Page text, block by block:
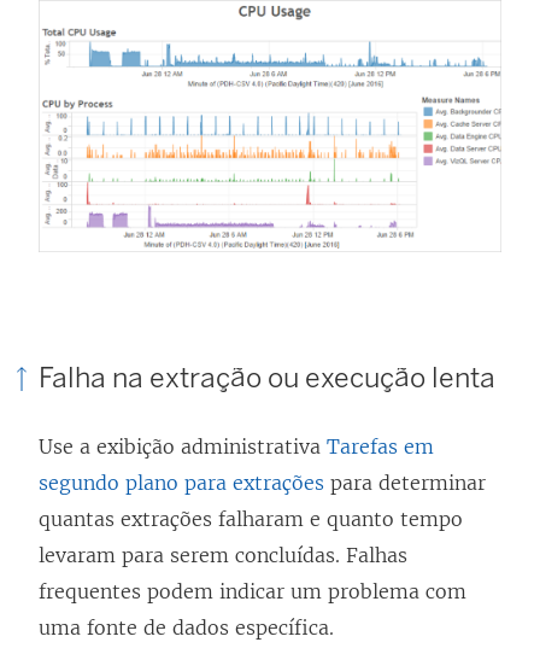
Falha na extração ou execução lenta
Use a exibição administrativa Tarefas em
segundo plano para extrações para determinar
quantas extrações falharam e quanto tempo
levaram para serem concluídas. Falhas
frequentes podem indicar um problema com
uma fonte de dados específica.